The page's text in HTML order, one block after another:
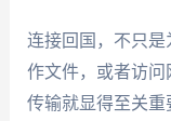
连接回国，不只
作文件，或者访
传输就显得至关